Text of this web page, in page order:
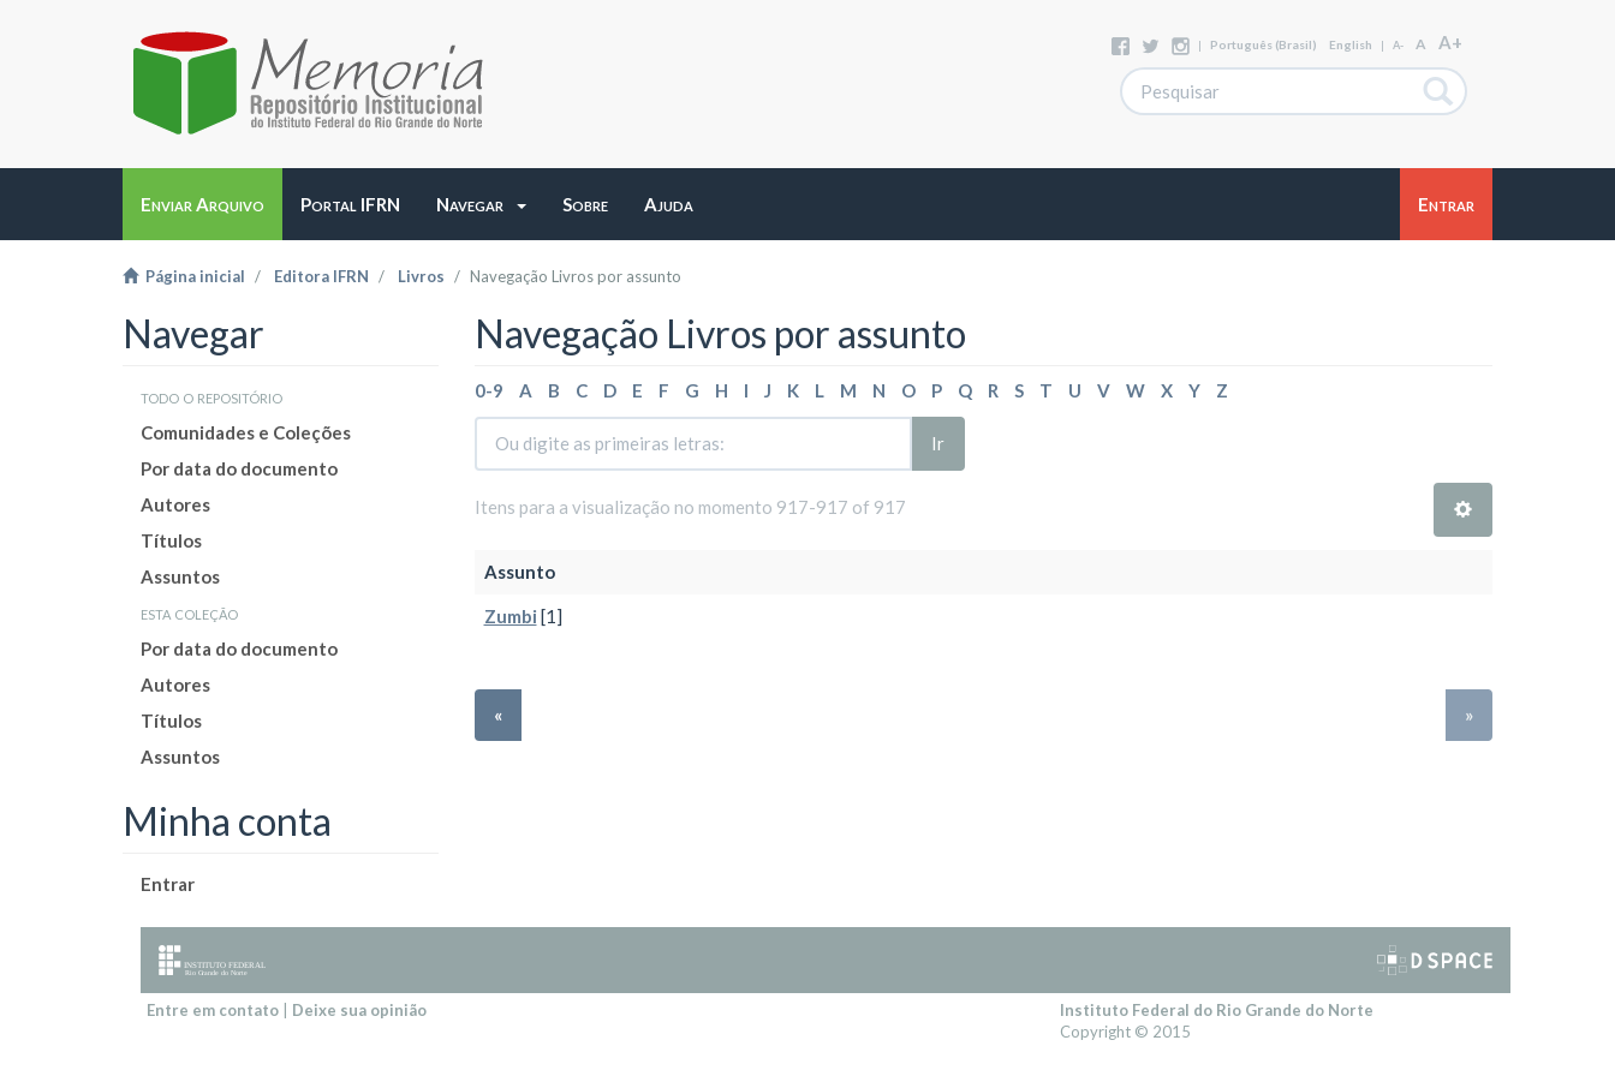
| Português (Brasil) English | A- A A+
Enviar Arquivo Portal IFRN Navegar Sobre Ajuda Entrar
Página inicial Editora IFRN Livros Navegação Livros por assunto
Navegar
todo o repositório
Comunidades e Coleções
Por data do documento
Autores
Títulos
Assuntos
esta coleção
Por data do documento
Autores
Títulos
Assuntos
Minha conta
Entrar
Navegação Livros por assunto
0-9 A B C D E F G H I J K L M N O P Q R S T U V W X Y Z
Ir
Itens para a visualização no momento 917-917 of 917
Assunto
Zumbi [1]
« »
Entre em contato Deixe sua opinião
Instituto Federal do Rio Grande do Norte
Copyright © 2015